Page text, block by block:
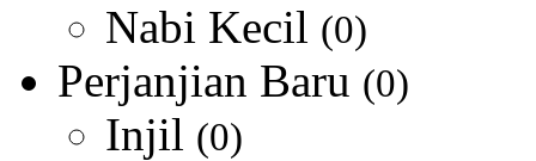
Nabi Kecil (0)
Perjanjian Baru (0)
Injil (0)